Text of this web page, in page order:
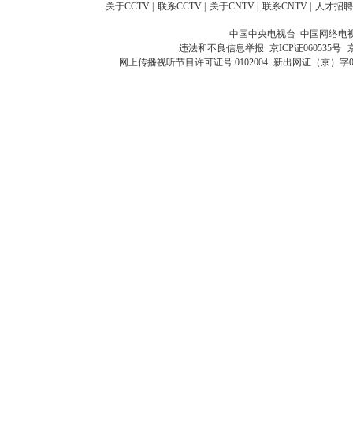
关于CCTV 联系CCTV 关于CNTV 联系CNTV 人才招聘
中国中央电视台 中国网络电
违法和不良信息举报 京ICP证060535号
网上传播视听节目许可证号 0102004 新出网证（京）